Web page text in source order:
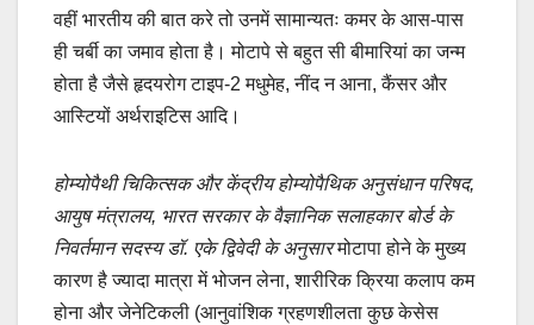
वहीं भारतीय की बात करे तो उनमें सामान्यतः कमर के आस-पास
ही चर्बी का जमाव होता है। मोटापे से बहुत सी बीमारियां का जन्म
होता है जैसे हृदयरोग टाइप-2 मधुमेह, नींद न आना, कैंसर और
आस्टियों अर्थराइटिस आदि।
होम्योपैथी चिकित्सक और केंद्रीय होम्योपैथिक अनुसंधान परिषद,
आयुष मंत्रालय, भारत सरकार के वैज्ञानिक सलाहकार बोर्ड के
निवर्तमान सदस्य डॉ. एके द्विवेदी के अनुसारमोटापा होने के मुख्य
कारण है ज्यादा मात्रा में भोजन लेना, शारीरिक क्रिया कलाप कम
होना और जेनेटिकली (आनुवांशिक ग्रहणशीलता कुछ केसेस